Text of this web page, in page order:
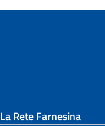
La Rete Farnesina